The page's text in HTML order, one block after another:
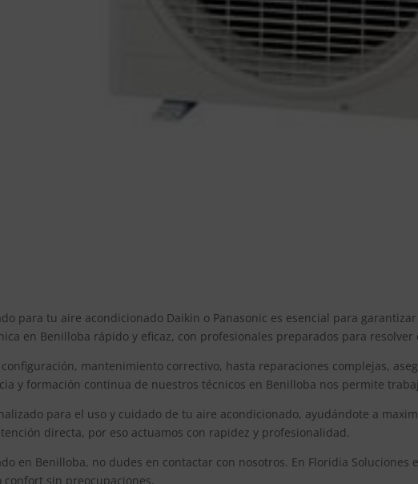
para tu aire acondicionado Daikin o Panasonic es esencial para
en Benilloba rápido y eficaz, con profesionales preparados para
mantenimiento correctivo, hasta reparaciones complejas,
y formación continua de nuestros técnicos en Benilloba nos permite
para el uso y cuidado de tu aire acondicionado, ayudándote a
directa, por eso actuamos con rapidez y profesionalidad.
en Benilloba, no dudes en contactar con nosotros. En Floridia Soluciones
sin preocupaciones.